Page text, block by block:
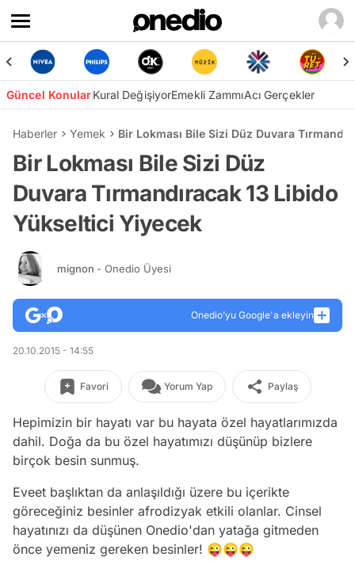
Güncel KonularKural DeğişiyorEmekli ZammıAcı Gerçekler
Haberler Yemek Bir Lokması Bile Sizi Düz Duvara
Bir Lokması Bile Sizi Düz
Duvara Tırmandıracak 13 Libido
Yükseltici Yiyecek
mignon - Onedio Üyesi
Onedio’yu Google'a ekleyin
20.10.2015 - 14:55
Favori Yorum Yap Paylaş
Hepimizin bir hayatı var bu hayata özel hayatlarımızda
dahil. Doğa da bu özel hayatımızı düşünüp bizlere
birçok besin sunmuş.
Eveet başlıktan da anlaşıldığı üzere bu içerikte
göreceğiniz besinler afrodizyak etkili olanlar. Cinsel
hayatınızı da düşünen Onedio'dan yatağa gitmeden
önce yemeniz gereken besinler! 😜😜😜